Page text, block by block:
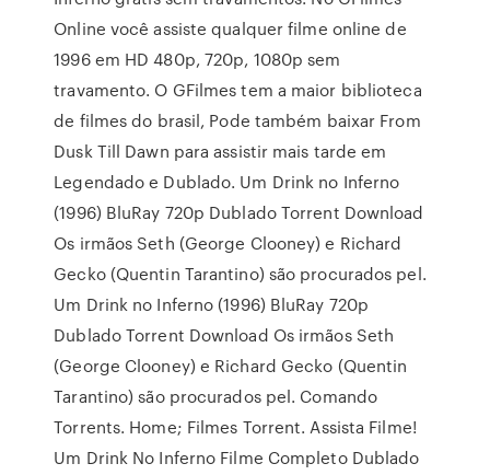
Online você assiste qualquer filme online de
1996 em HD 480p, 720p, 1080p sem
travamento. O GFilmes tem a maior biblioteca
de filmes do brasil, Pode também baixar From
Dusk Till Dawn para assistir mais tarde em
Legendado e Dublado. Um Drink no Inferno
(1996) BluRay 720p Dublado Torrent Download
Os irmãos Seth (George Clooney) e Richard
Gecko (Quentin Tarantino) são procurados pel.
Um Drink no Inferno (1996) BluRay 720p
Dublado Torrent Download Os irmãos Seth
(George Clooney) e Richard Gecko (Quentin
Tarantino) são procurados pel. Comando
Torrents. Home; Filmes Torrent. Assista Filme!
Um Drink No Inferno Filme Completo Dublado